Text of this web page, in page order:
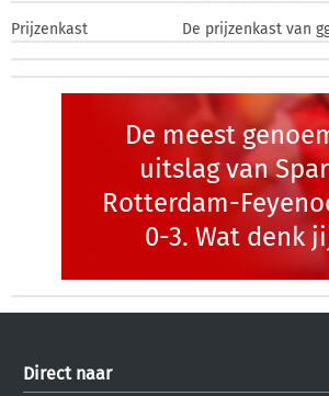
Prijzenkast De prijzenkast van
De meest
uitslag van
Rotterdam-
0-3. Wat denk
Direct naar